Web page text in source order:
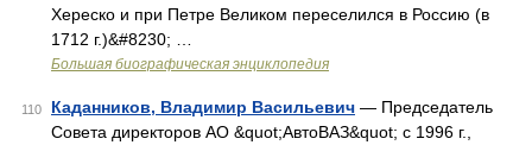
Хереско и при Петре Великом переселился в Россию (в
1712 г.)&#8230; …
Большая биографическая энциклопедия
110 Каданников, Владимир Васильевич — Председатель
Совета директоров АО &quot;АвтоВАЗ&quot; с 1996 г.,